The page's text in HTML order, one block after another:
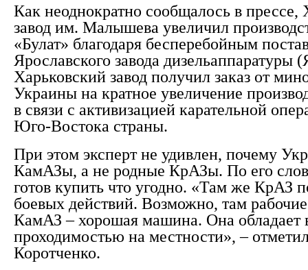
Как неоднократно сообщалось в прессе,
завод им. Малышева увеличил
«Булат» благодаря бесперебойным
Ярославского завода дизельаппаратуры
Харьковский завод получил заказ от
Украины на кратное увеличение
в связи с активизацией карательной
Юго-Востока страны.
При этом эксперт не удивлен, почему
КамАЗы, а не родные КрАЗы. По его
готов купить что угодно. «Там же КрАЗ
боевых действий. Возможно, там
КамАЗ – хорошая машина. Она обладает
проходимостью на местности», –
Коротченко.